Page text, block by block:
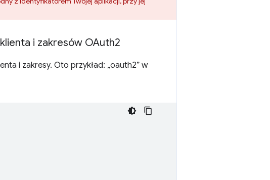
i zakresów OAuth2
i zakresy. Oto przykład: „oauth2” w